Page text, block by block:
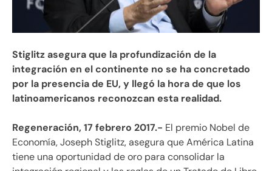
Stiglitz asegura que la profundización de la
integración en el continente no se ha concretado
por la presencia de EU, y llegó la hora de que los
latinoamericanos reconozcan esta realidad.
Regeneración, 17 febrero 2017.- El premio Nobel de
Economía, Joseph Stiglitz, asegura que América Latina
tiene una oportunidad de oro para consolidar la